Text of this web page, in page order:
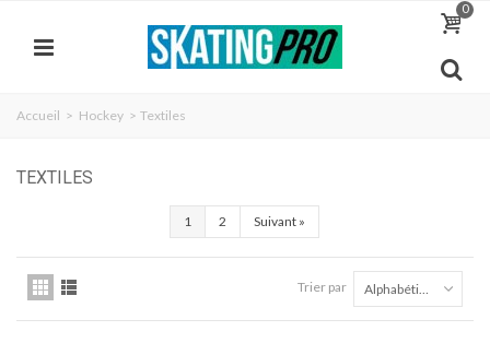
0
Accueil > Hockey > Textiles
TEXTILES
1 2 Suivant »
Trier par